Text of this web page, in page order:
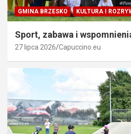
GMINA BRZESKO KULTURA I
Sport, zabawa i
27 lipca 2026 Capuccino.eu